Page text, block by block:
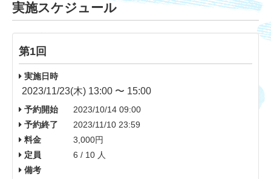
実施スケジュール
第1回
実施日時
2023/11/23(木) 13:00 〜 15:00
予約開始
2023/10/14 09:00
予約終了
2023/11/10 23:59
料金
3,000円
定員
6 / 10 人
備考